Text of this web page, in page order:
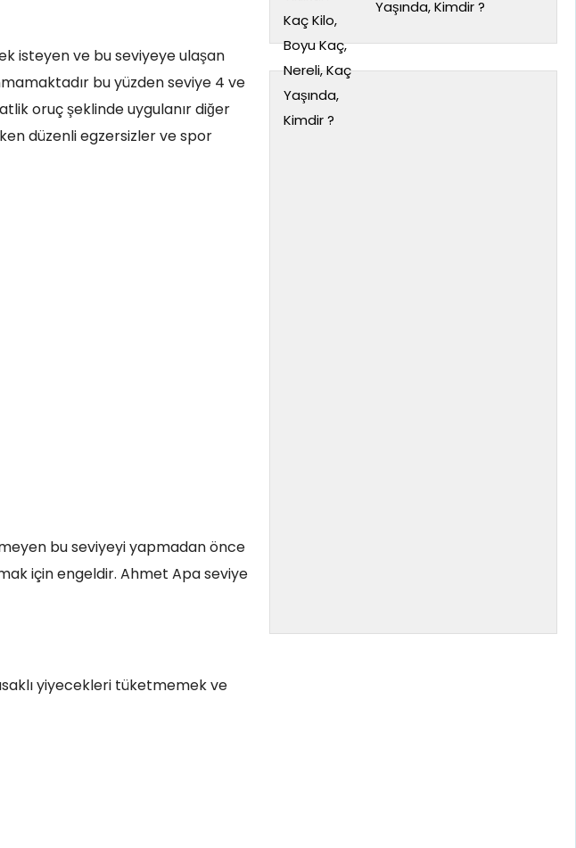
isteyen ve bu seviyeye ulaşan
bu yüzden seviye 4 ve
oruç şeklinde uygulanır diğer
düzenli egzersizler ve spor
bu seviyeyi yapmadan önce
için engeldir. Ahmet Apa seviye
yiyecekleri tüketmemek ve
Yaşında, Kimdir ?